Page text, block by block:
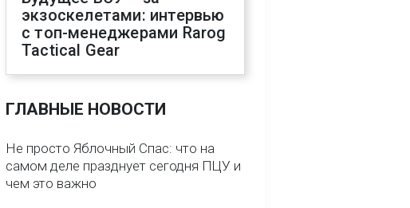
экзоскелетами: интервью
с топ-менеджерами Rarog
Tactical Gear
ГЛАВНЫЕ НОВОСТИ
Не просто Яблочный Спас: что на
самом деле празднует сегодня ПЦУ и
чем это важно